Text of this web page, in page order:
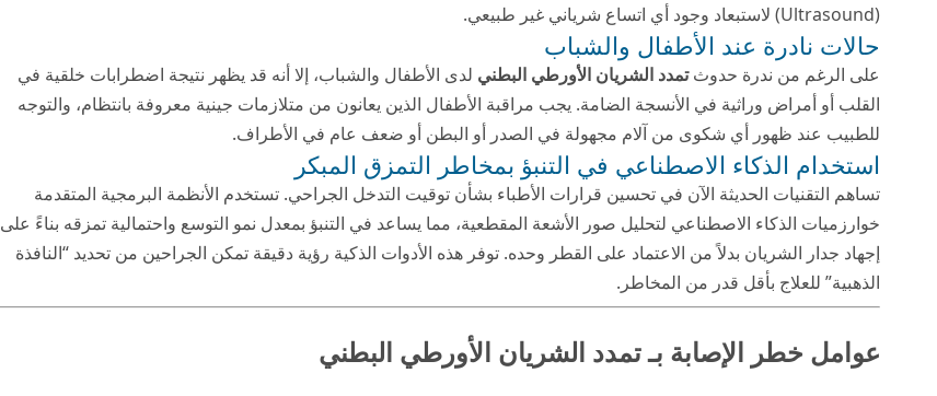
(Ultrasound) لاستبعاد وجود أي اتساع شرياني غير طبيعي.
حالات نادرة عند الأطفال والشباب
على الرغم من ندرة حدوثتمدد الشريان الأورطي البطني لدى الأطفال والشباب، إلا أنه قد يظهر نتيجة اضطرابات خلقية في
القلب أو أمراض وراثية في الأنسجة الضامة. يجب مراقبة الأطفال الذين يعانون من متلازمات جينية معروفة بانتظام، والتوجه
للطبيب عند ظهور أي شكوى من آلام مجهولة في الصدر أو البطن أو ضعف عام في الأطراف.
استخدام الذكاء الاصطناعي في التنبؤ بمخاطر التمزق المبكر
تساهم التقنيات الحديثة الآن في تحسين قرارات الأطباء بشأن توقيت التدخل الجراحي. تستخدم الأنظمة البرمجية المتقدمة
خوارزميات الذكاء الاصطناعي لتحليل صور الأشعة المقطعية، مما يساعد في التنبؤ بمعدل نمو التوسع واحتمالية تمزقه بناءً على
إجهاد جدار الشريان بدلاً من الاعتماد على القطر وحده. توفر هذه الأدوات الذكية رؤية دقيقة تمكن الجراحين من تحديد “النافذة
الذهبية” للعلاج بأقل قدر من المخاطر.
عوامل خطر الإصابة بـ تمدد الشريان الأورطي البطني